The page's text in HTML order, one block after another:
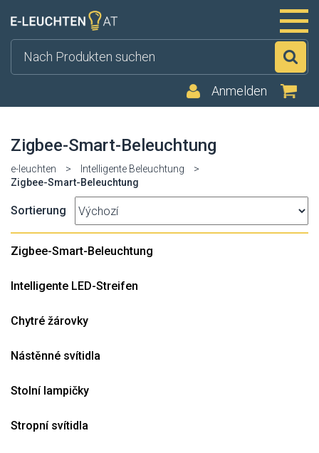
Anmelden
Zigbee-Smart-Beleuchtung
e-leuchten > Intelligente Beleuchtung
>
Zigbee-Smart-Beleuchtung
Sortierung
Zigbee-Smart-Beleuchtung
Intelligente LED-Streifen
Chytré žárovky
Nástěnné svítidla
Stolní lampičky
Stropní svítidla